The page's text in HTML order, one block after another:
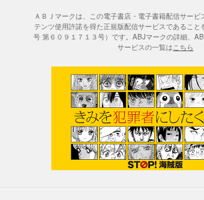
ＡＢＪマークは、この電子書店・電子書籍配信サービ
テンツ使用許諾を得た正規版配信サービスであること
号 第６０９１７１３号）です。ABJマークの詳細、
サービスの一覧はこちら